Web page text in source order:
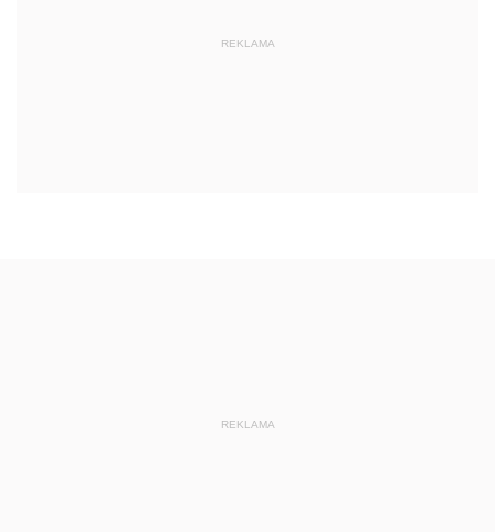
REKLAMA
REKLAMA